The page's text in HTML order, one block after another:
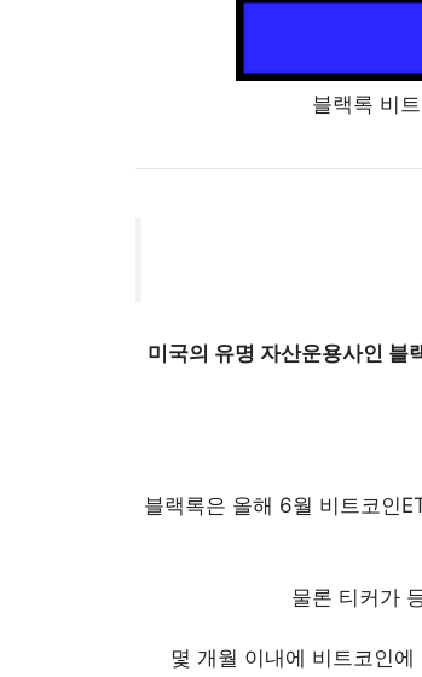
블랙록 비
미국의 유명 자산운용사인 블
블랙록은 올해 6월 비트코인
물론 티커가
몇 개월 이내에 비트코인